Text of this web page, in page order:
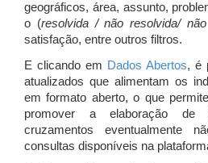
geográficos, área, assunto,
o (resolvida / não resolvida/
satisfação, entre outros filtros.
E clicando em Dados Abertos, é
atualizados que alimentam os
em formato aberto, o que
promover a elaboração de
cruzamentos eventualmente
consultas disponíveis na